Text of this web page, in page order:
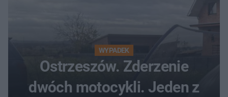
WYPADEK
Ostrzeszów. Zderzenie
dwóch motocykli. Jeden z